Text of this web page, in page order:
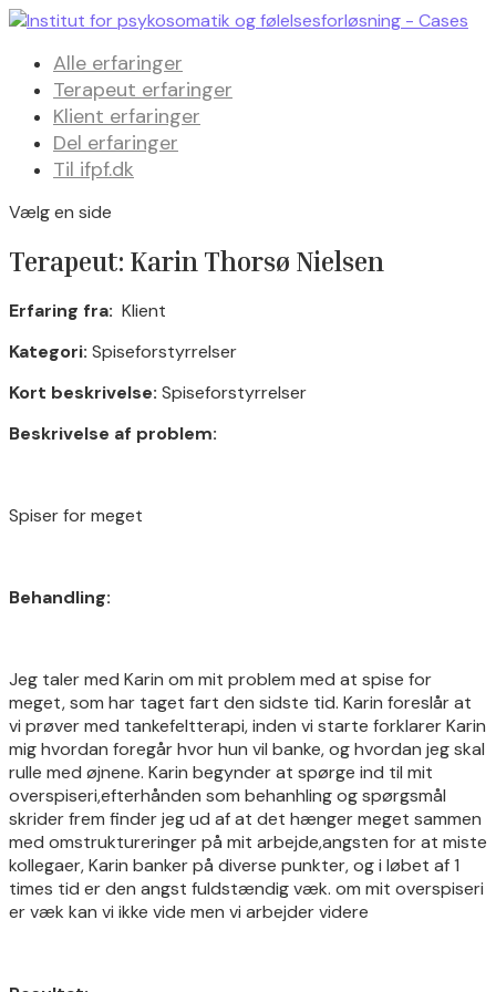
Alle erfaringer
Terapeut erfaringer
Klient erfaringer
Del erfaringer
Til ifpf.dk
Vælg en side
Terapeut: Karin Thorsø Nielsen
Erfaring fra: Klient
Kategori: Spiseforstyrrelser
Kort beskrivelse: Spiseforstyrrelser
Beskrivelse af problem:
Spiser for meget
Behandling:
Jeg taler med Karin om mit problem med at spise for
meget, som har taget fart den sidste tid. Karin foreslår at
vi prøver med tankefeltterapi, inden vi starte forklarer Karin
mig hvordan foregår hvor hun vil banke, og hvordan jeg skal
rulle med øjnene. Karin begynder at spørge ind til mit
overspiseri,efterhånden som behanhling og spørgsmål
skrider frem finder jeg ud af at det hænger meget sammen
med omstruktureringer på mit arbejde,angsten for at miste
kollegaer, Karin banker på diverse punkter, og i løbet af 1
times tid er den angst fuldstændig væk. om mit overspiseri
er væk kan vi ikke vide men vi arbejder videre